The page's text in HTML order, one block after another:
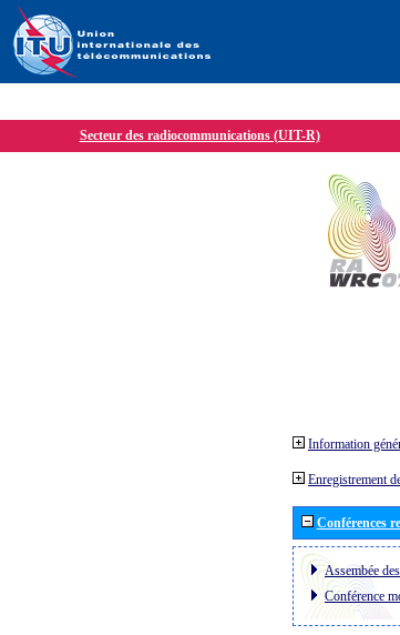
Secteur des radiocommunications (UIT-R)
Information
Enregistrement
Conférences
Assembée
Conférence